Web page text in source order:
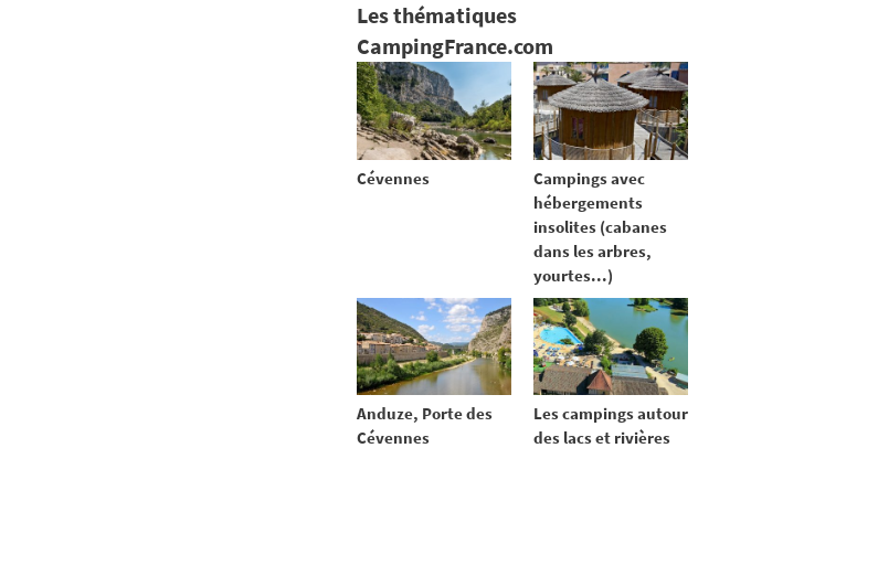
Les thématiques
CampingFrance.com
Cévennes
Campings avec
hébergements
insolites (cabanes
dans les arbres,
yourtes...)
Anduze, Porte des
Cévennes
Les campings autour
des lacs et rivières